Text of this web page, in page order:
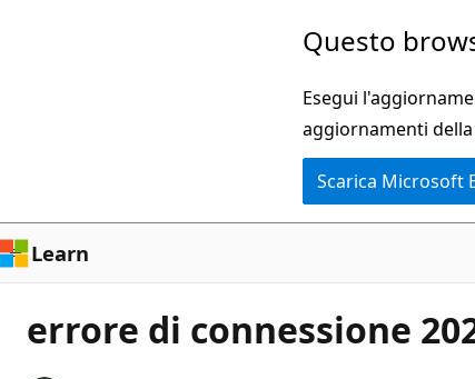
Questo
Esegui
aggiornamenti
Scarica Microsoft
Learn
errore di connessione